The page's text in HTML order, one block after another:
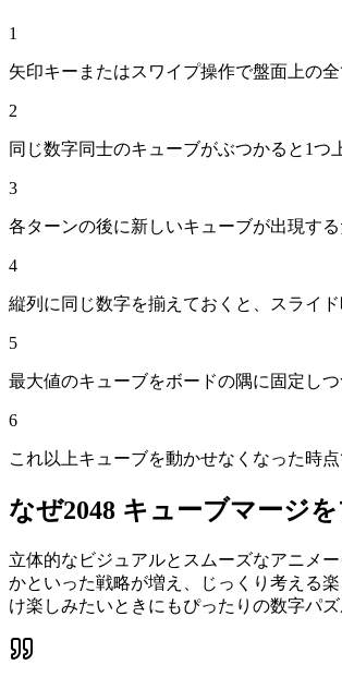
1
矢印キーまたはスワイプ操作で盤面上の
2
同じ数字同士のキューブがぶつかると1
3
各ターンの後に新しいキューブが出現す
4
縦列に同じ数字を揃えておくと、スライ
5
最大値のキューブをボードの隅に固定し
6
これ以上キューブを動かせなくなった時
なぜ2048 キューブマージ
立体的なビジュアルとスムーズなアニメ
かといった戦略が増え、じっくり考える
け楽しみたいときにもぴったりの数字パズ